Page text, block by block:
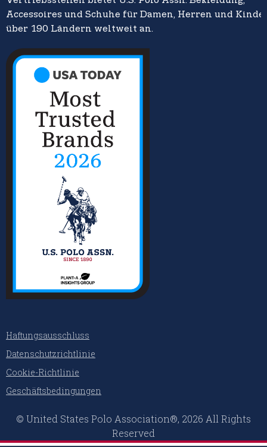
Accessoires und Schuhe für Damen, Herren und
über 190 Ländern weltweit an.
Haftungsausschluss
Datenschutzrichtlinie
Cookie-Richtlinie
Geschäftsbedingungen
© United States Polo Association®, 2026 All Rights
Reserved